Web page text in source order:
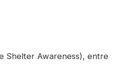
Shelter Awareness), entre